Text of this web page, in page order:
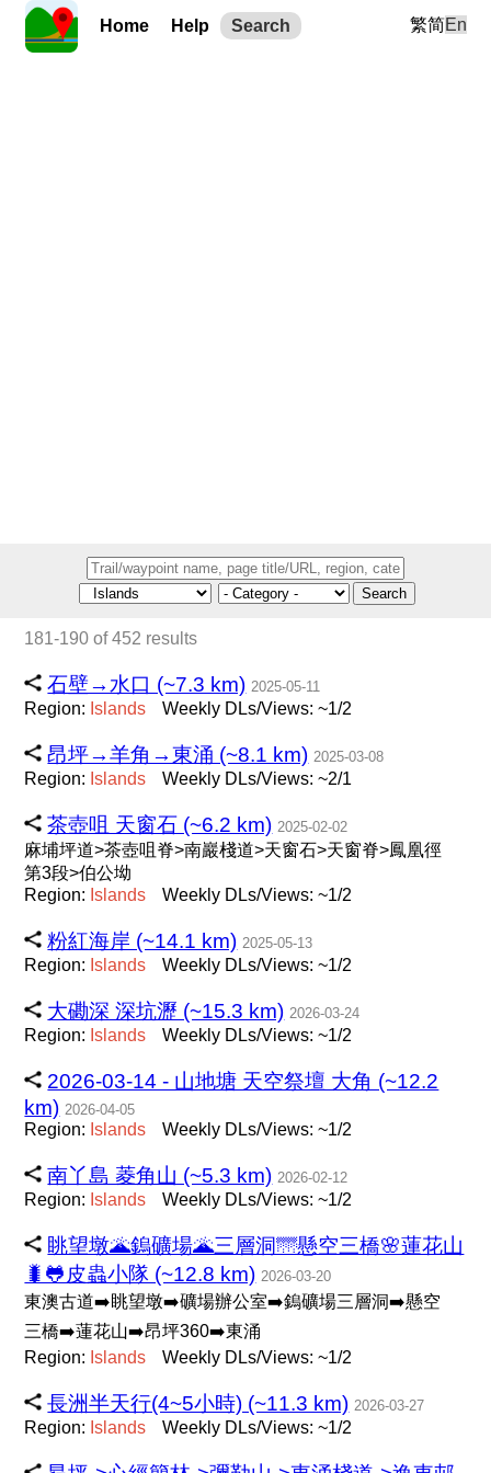
Home Help Search 繁简En
Search
181-190 of 452 results
石壁→水口 (~7.3 km) 2025-05-11
Region: Islands Weekly DLs/Views: ~1/2
昂坪→羊角→東涌 (~8.1 km) 2025-03-08
Region: Islands Weekly DLs/Views: ~2/1
茶壺咀 天窗石 (~6.2 km) 2025-02-02
麻埔坪道>茶壺咀脊>南巖棧道>天窗石>天窗脊>鳳凰徑
第3段>伯公坳
Region: Islands Weekly DLs/Views: ~1/2
粉紅海岸 (~14.1 km) 2025-05-13
Region: Islands Weekly DLs/Views: ~1/2
大磡深 深坑瀝 (~15.3 km) 2026-03-24
Region: Islands Weekly DLs/Views: ~1/2
2026-03-14 - 山地塘 天空祭壇 大角 (~12.2
km) 2026-04-05
Region: Islands Weekly DLs/Views: ~1/2
南丫島 菱角山 (~5.3 km) 2026-02-12
Region: Islands Weekly DLs/Views: ~1/2
眺望墩🌋鎢礦場🌋三層洞🌁懸空三橋🌸蓮花山
🐛🐸皮蟲小隊 (~12.8 km) 2026-03-20
東澳古道➡️眺望墩➡️礦場辦公室➡️鎢礦場三層洞➡️懸空
三橋➡️蓮花山➡️昂坪360➡️東涌
Region: Islands Weekly DLs/Views: ~1/2
長洲半天行(4~5小時) (~11.3 km) 2026-03-27
Region: Islands Weekly DLs/Views: ~1/2